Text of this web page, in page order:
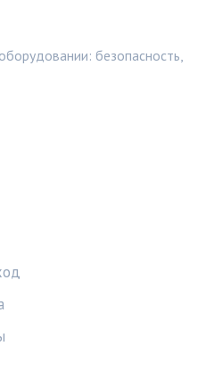
безопасность,